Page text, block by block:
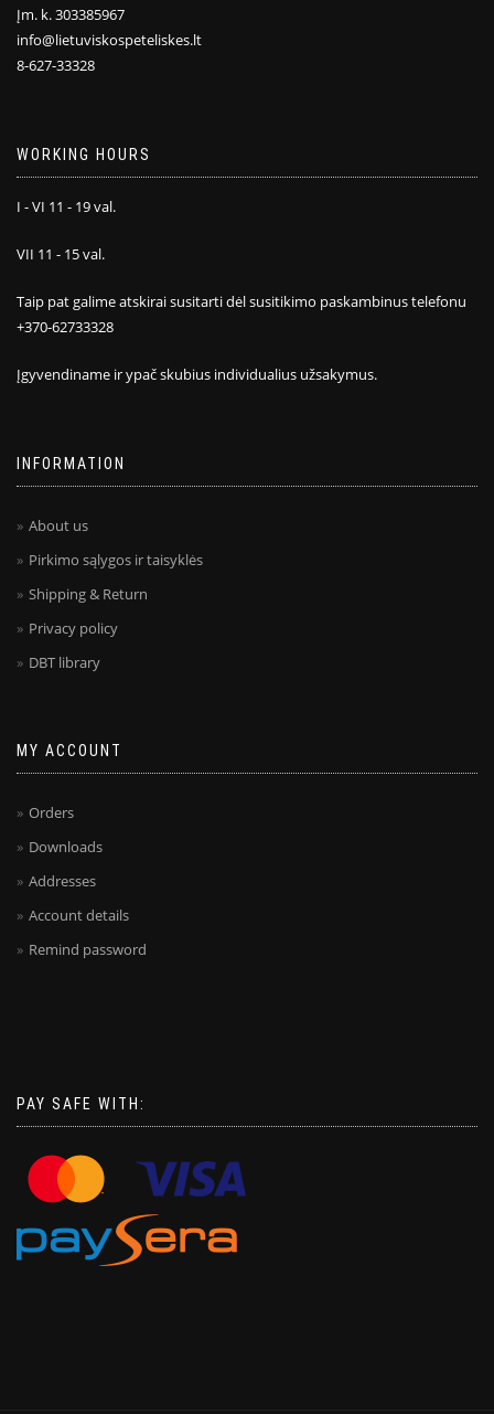
Įm. k. 303385967
info@lietuviskospeteliskes.lt
8-627-33328
WORKING HOURS
I - VI 11 - 19 val.
VII 11 - 15 val.
Taip pat galime atskirai susitarti dėl susitikimo paskambinus telefonu
+370-62733328
Įgyvendiname ir ypač skubius individualius užsakymus.
INFORMATION
About us
Pirkimo sąlygos ir taisyklės
Shipping & Return
Privacy policy
DBT library
MY ACCOUNT
Orders
Downloads
Addresses
Account details
Remind password
PAY SAFE WITH: